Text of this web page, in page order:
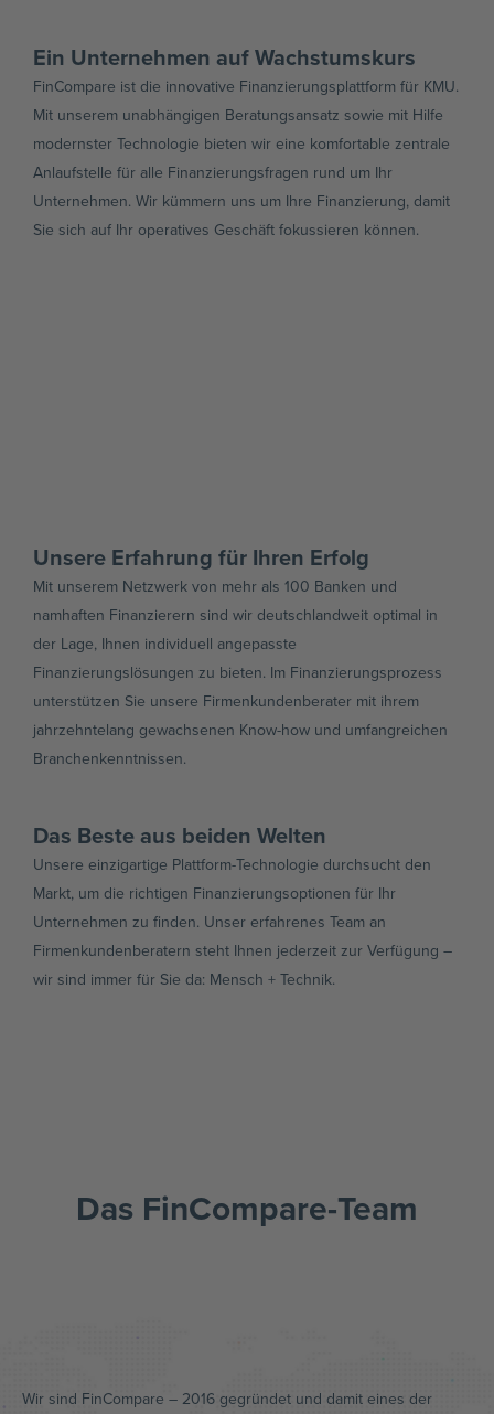
Ein Unternehmen auf Wachstumskurs
FinCompare ist die innovative Finanzierungsplattform für KMU.
Mit unserem unabhängigen Beratungsansatz sowie mit Hilfe
modernster Technologie bieten wir eine komfortable zentrale
Anlaufstelle für alle Finanzierungsfragen rund um Ihr
Unternehmen. Wir kümmern uns um Ihre Finanzierung, damit
Sie sich auf Ihr operatives Geschäft fokussieren können.
Unsere Erfahrung für Ihren Erfolg
Mit unserem Netzwerk von mehr als 100 Banken und
namhaften Finanzierern sind wir deutschlandweit optimal in
der Lage, Ihnen individuell angepasste
Finanzierungslösungen zu bieten. Im Finanzierungsprozess
unterstützen Sie unsere Firmenkundenberater mit ihrem
jahrzehntelang gewachsenen Know-how und umfangreichen
Branchenkenntnissen.
Das Beste aus beiden Welten
Unsere einzigartige Plattform-Technologie durchsucht den
Markt, um die richtigen Finanzierungsoptionen für Ihr
Unternehmen zu finden. Unser erfahrenes Team an
Firmenkundenberatern steht Ihnen jederzeit zur Verfügung –
wir sind immer für Sie da: Mensch + Technik.
Das FinCompare-Team
Wir sind FinCompare – 2016 gegründet und damit eines der